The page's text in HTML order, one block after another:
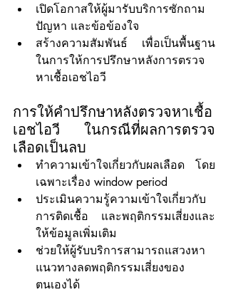
เปิดโอกาสให้ผู้มารับบริการซักถาม
ปัญหา และข้อข้องใจ
สร้างความสัมพันธ์ เพื่อเป็นพื้นฐาน
ในการให้การปรึกษาหลังการตรวจ
หาเชื้อเอชไอวี
การให้คำปรึกษาหลังตรวจหาเชื้อ
เอชไอวี ในกรณีที่ผลการตรวจ
เลือดเป็นลบ
ทำความเข้าใจเกี่ยวกับผลเลือด โดย
เฉพาะเรื่อง window period
ประเมินความรู้ความเข้าใจเกี่ยวกับ
การติดเชื้อ และพฤติกรรมเสี่ยงและ
ให้ข้อมูลเพิ่มเติม
ช่วยให้ผู้รับบริการสามารถแสวงหา
แนวทางลดพฤติกรรมเสี่ยงของ
ตนเองได้